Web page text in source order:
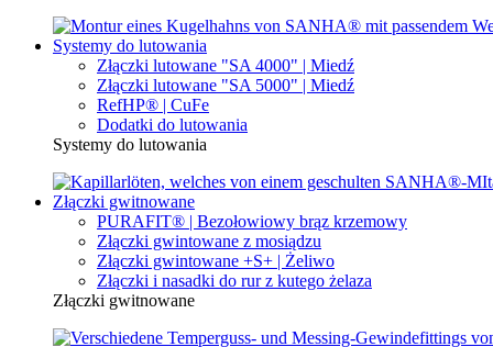
Systemy do lutowania
Złączki lutowane "SA 4000" | Miedź
Złączki lutowane "SA 5000" | Miedź
RefHP® | CuFe
Dodatki do lutowania
Systemy do lutowania
Złączki gwitnowane
PURAFIT® | Bezołowiowy brąz krzemowy
Złączki gwintowane z mosiądzu
Złączki gwintowane +S+ | Żeliwo
Złączki i nasadki do rur z kutego żelaza
Złączki gwitnowane